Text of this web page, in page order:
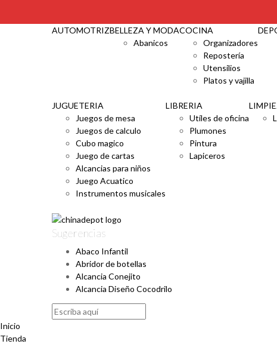
AUTOMOTRIZBELLEZA Y MODA
Abanicos
COCINA
Organizadores
Repostería
Utensilios
Platos y vajilla
JUGUETERIA
Juegos de mesa
Juegos de calculo
Cubo magico
Juego de cartas
Alcancias para niños
Juego Acuatico
Instrumentos musicales
LIBRERIA
Utíles de oficina
Plumones
Pintura
Lapiceros
Sugerencias
Abaco Infantil
Abridor de botellas
Alcancia Conejito
Alcancia Diseño Cocodrilo
Inicio
Tienda